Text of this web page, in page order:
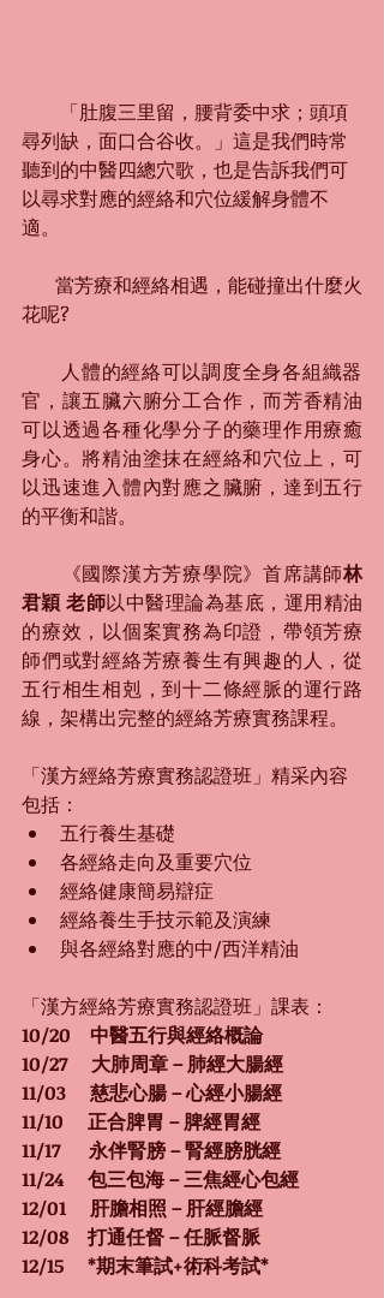
「肚腹三里留，腰背委中求；頭項
尋列缺，面口合谷收。」這是我們時常
聽到的中醫四總穴歌，也是告訴我們可
以尋求對應的經絡和穴位緩解身體不
適。
花呢?
官，讓五臟六腑分工合作，而芳香精油
可以透過各種化學分子的藥理作用療癒
身心。將精油塗抹在經絡和穴位上，可
以迅速進入體內對應之臟腑，達到五行
的平衡和諧。
《國際漢方芳療學院》首席講師林
君穎 老師以中醫理論為基底，運用精油
的療效，以個案實務為印證，帶領芳療
師們或對經絡芳療養生有興趣的人，從
五行相生相剋，到十二條經脈的運行路
線，架構出完整的經絡芳療實務課程。
「漢方經絡芳療實務認證班」精采內容
包括：
五行養生基礎
各經絡走向及重要穴位
經絡健康簡易辯症
經絡養生手技示範及演練
與各經絡對應的中/西洋精油
「漢方經絡芳療實務認證班」課表：
10/20    中醫五行與經絡概論
10/27     大肺周章－肺經大腸經
11/03     慈悲心腸－心經小腸經
11/10     正合脾胃－脾經胃經
11/17      永伴腎膀－腎經膀胱經
11/24     包三包海－三焦經心包經
12/01     肝膽相照－肝經膽經
12/08    打通任督－任脈督脈
12/15     *期末筆試+術科考試*